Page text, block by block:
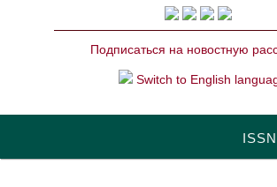
Подписаться на новостную
Switch to English